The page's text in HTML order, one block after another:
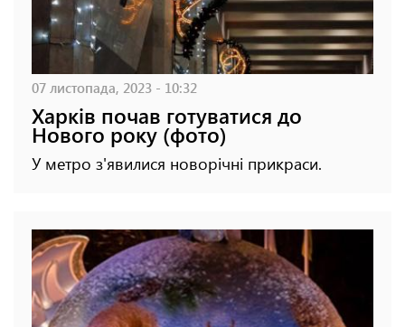
07 листопада, 2023 - 10:32
Харків почав готуватися до
Нового року (фото)
У метро з'явилися новорічні прикраси.